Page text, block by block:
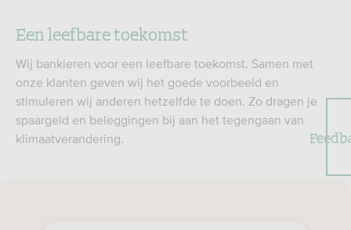
Een leefbare toekomst
Wij bankieren voor een leefbare toekomst. Samen met
onze klanten geven wij het goede voorbeeld en
stimuleren wij anderen hetzelfde te doen. Zo dragen je
spaargeld en beleggingen bij aan het tegengaan van
klimaatverandering.